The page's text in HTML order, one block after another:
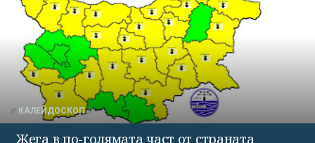
КАЛЕЙДОСКОП
Жега в по-голямата част от страната